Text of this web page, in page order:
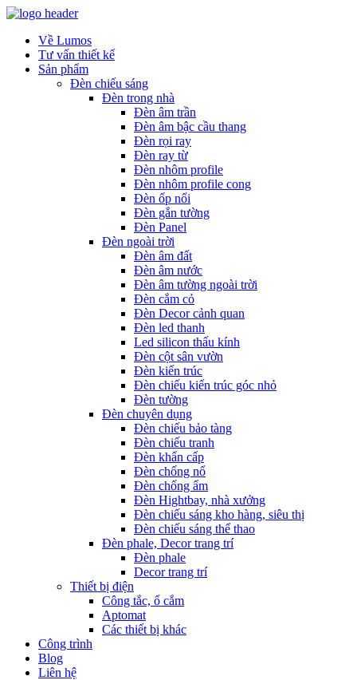
Về Lumos
Tư vấn thiết kế
Sản phẩm
Đèn chiếu sáng
Đèn trong nhà
Đèn âm trần
Đèn âm bậc cầu thang
Đèn rọi ray
Đèn ray từ
Đèn nhôm profile
Đèn nhôm profile cong
Đèn ốp nổi
Đèn gắn tường
Đèn Panel
Đèn ngoài trời
Đèn âm đất
Đèn âm nước
Đèn âm tường ngoài trời
Đèn cắm cỏ
Đèn Decor cảnh quan
Đèn led thanh
Led silicon thấu kính
Đèn cột sân vườn
Đèn kiến trúc
Đèn chiếu kiến trúc góc nhỏ
Đèn tường
Đèn chuyên dụng
Đèn chiếu bảo tàng
Đèn chiếu tranh
Đèn khẩn cấp
Đèn chống nổ
Đèn chống ẩm
Đèn Hightbay, nhà xưởng
Đèn chiếu sáng kho hàng, siêu thị
Đèn chiếu sáng thể thao
Đèn phale, Decor trang trí
Đèn phale
Decor trang trí
Thiết bị điện
Công tắc, ổ cắm
Aptomat
Các thiết bị khác
Công trình
Blog
Liên hệ